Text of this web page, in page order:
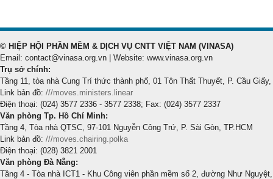
© HIỆP HỘI PHẦN MỀM & DỊCH VỤ CNTT VIỆT NAM (VINASA)
Email: contact@vinasa.org.vn | Website: www.vinasa.org.vn
Trụ sở chính:
Tầng 11, tòa nhà Cung Trí thức thành phố, 01 Tôn Thất Thuyết, P. Cầu Giấy,
Link bản đồ: ///moves.ministers.linear
Điện thoại: (024) 3577 2336 - 3577 2338; Fax: (024) 3577 2337
Văn phòng Tp. Hồ Chí Minh:
Tầng 4, Tòa nhà QTSC, 97-101 Nguyễn Công Trứ, P. Sài Gòn, TP.HCM
Link bản đồ: ///moves.chairing.polka
Điện thoại: (028) 3821 2001
Văn phòng Đà Nẵng:
Tầng 4 - Tòa nhà ICT1 - Khu Công viên phần mềm số 2, đường Như